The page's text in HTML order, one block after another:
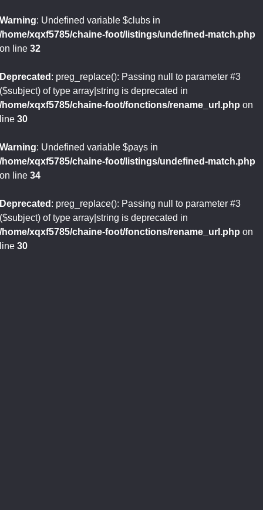
Warning: Undefined variable $clubs in
/home/xqxf5785/chaine-foot/listings/undefined-match.php
on line 32
Deprecated : preg_replace(): Passing null to parameter #3
($subject) of type array|string is deprecated in
/home/xqxf5785/chaine-foot/fonctions/rename_url.php on
line 30
Warning: Undefined variable $pays in
/home/xqxf5785/chaine-foot/listings/undefined-match.php
on line 34
Deprecated : preg_replace(): Passing null to parameter #3
($subject) of type array|string is deprecated in
/home/xqxf5785/chaine-foot/fonctions/rename_url.php on
line 30